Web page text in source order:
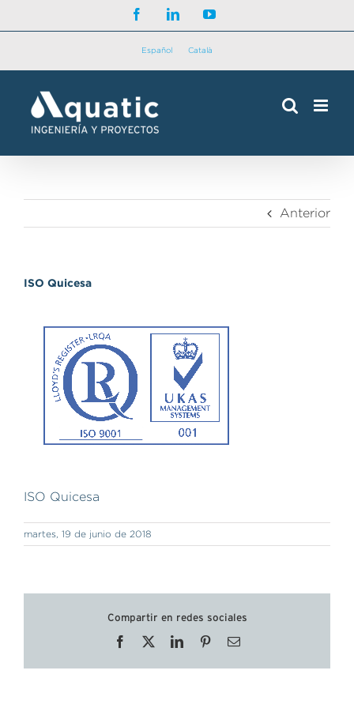
FacebookLinkedInYouTube
Español Català
Anterior
ISO Quicesa
ISO Quicesa
martes, 19 de junio de 2018
Compartir en redes sociales
Facebook LinkedInPinterestCorreo